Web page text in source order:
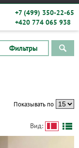
+7 (499) 350-22-65
+420 774 065 938
Фильтры
Показывать по
Вид: